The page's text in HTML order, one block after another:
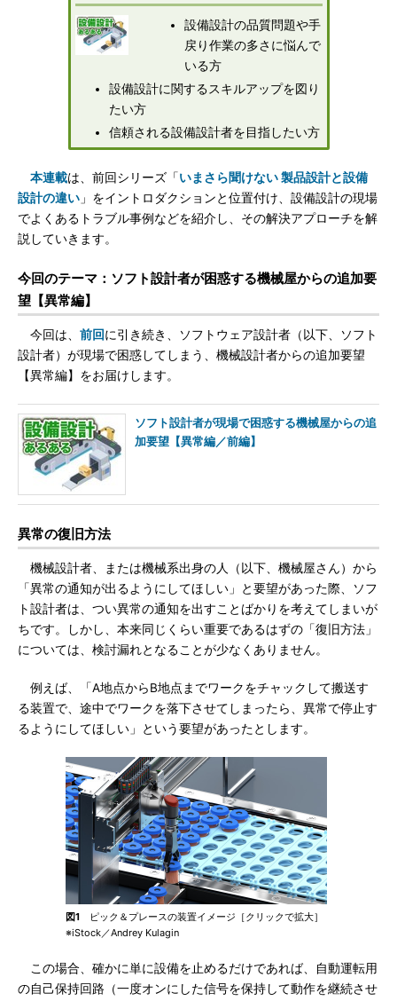
設備設計の品質問題や手
戻り作業の多さに悩んで
いる方
設備設計に関するスキルアップを図り
たい方
信頼される設備設計者を目指したい方
本連載は、前回シリーズ「いまさら聞けない 製品設計と設備
設計の違い 」をイントロダクションと位置付け、設備設計の現場
でよくあるトラブル事例などを紹介し、その解決アプローチを解
説していきます。
今回のテーマ：ソフト設計者が困惑する機械屋からの追加要
望【異常編】
今回は、 前回に引き続き、ソフトウェア設計者（以下、ソフト
設計者）が現場で困惑してしまう、機械設計者からの追加要望
【異常編】をお届けします。
ソフト設計者が現場で困惑する機械屋からの追
加要望【異常編／前編】
異常の復旧方法
機械設計者、または機械系出身の人（以下、機械屋さん）から
「異常の通知が出るようにしてほしい」と要望があった際、ソフ
ト設計者は、つい異常の通知を出すことばかりを考えてしまいが
ちです。しかし、本来同じくらい重要であるはずの「復旧方法」
については、検討漏れとなることが少なくありません。
例えば、「A地点からB地点までワークをチャックして搬送す
る装置で、途中でワークを落下させてしまったら、異常で停止す
るようにしてほしい」という要望があったとします。
図1 ピック＆プレースの装置イメージ［クリックで拡大］
※iStock／Andrey Kulagin
この場合、確かに単に設備を止めるだけであれば、自動運転用
の自己保持回路（一度オンにした信号を保持して動作を継続させ